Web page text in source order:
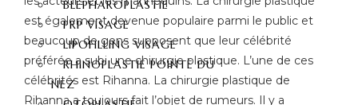
BLEPHAROPLASTIE
PRP VISAGE
LIPOFILLING VISAGE
RHINOPLASTIE POINTE DU
NEZ
est également devenue populaire parmi le public et
beaucoup de gens supposent que leur célébrité
préférée a subi une chirurgie plastique. L’une de ces
célébrités est Rihanna. La chirurgie plastique de
Rihanna a toujours fait l’objet de rumeurs. Il y a